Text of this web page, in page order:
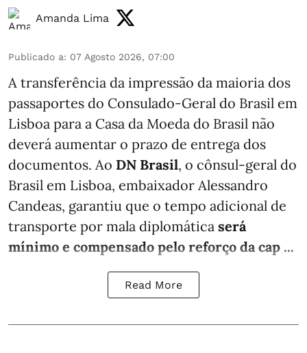
Amanda Lima
Publicado a: 07 Agosto 2026, 07:00
A transferência da impressão da maioria dos
passaportes do Consulado-Geral do Brasil em
Lisboa para a Casa da Moeda do Brasil não
deverá aumentar o prazo de entrega dos
documentos. Ao DN Brasil, o cônsul-geral do
Brasil em Lisboa, embaixador Alessandro
Candeas, garantiu que o tempo adicional de
transporte por mala diplomática será
mínimo e compensado pelo reforço da cap ...
Read More